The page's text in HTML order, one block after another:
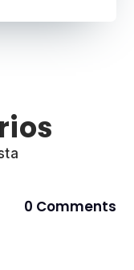
0 Comments